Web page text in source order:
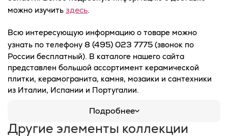
можно изучить здесь.
Всю интересующую информацию о товаре можно
узнать по телефону 8 (495) 023 7775 (звонок по
России бесплатный). В каталоге нашего сайта
представлен большой ассортимент керамической
плитки, керамогранита, камня, мозаики и сантехники
из Италии, Испании и Португалии.
Подробнее
Другие элементы коллекции